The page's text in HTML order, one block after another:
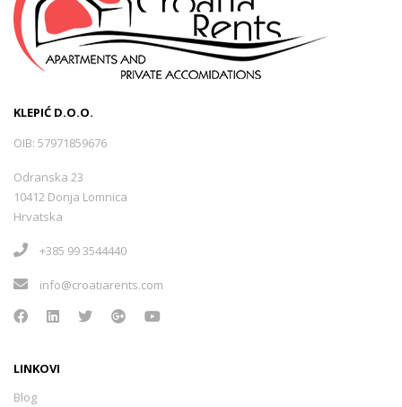
KLEPIĆ D.O.O.
OIB: 57971859676
Odranska 23
10412 Donja Lomnica
Hrvatska
+385 99 3544440
info@croatiarents.com
LINKOVI
Blog